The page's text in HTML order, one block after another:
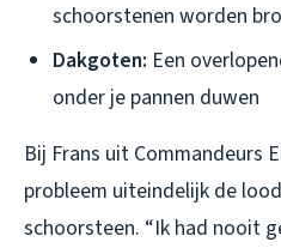
schoorstenen worden
Dakgoten: Een
onder je pannen duwen
Bij Frans uit Commandeurs
probleem uiteindelijk de
schoorsteen. “Ik had nooit